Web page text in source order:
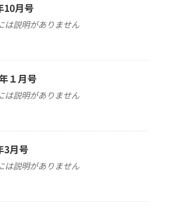
10月号
は説明がありません
１月号
は説明がありません
3月号
は説明がありません